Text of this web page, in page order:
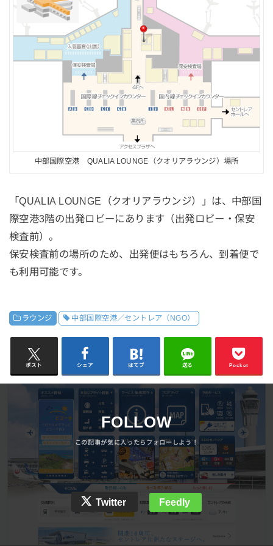
中部国際空港 QUALIA LOUNGE（クオリアラウンジ）場所
「QUALIA LOUNGE（クオリアラウンジ）」は、中部国
際空港3階の出発ロビーにあります（出発ロビー・保安
検査前）。
保安検査前の場所のため、出発便はもちろん、到着便で
も利用可能です。
ラウンジ 中部国際空港／セントレア（NGO）
ポスト シェア はてブ 送る Pocket
FOLLOW
Twitter Feedly